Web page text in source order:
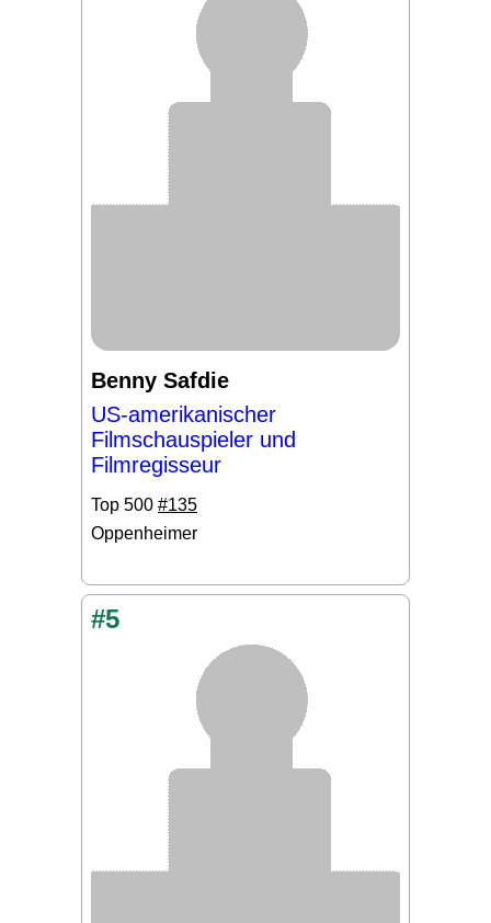
Benny Safdie
US-amerikanischer
Filmschauspieler und
Filmregisseur
Top 500 #135
Oppenheimer
#5